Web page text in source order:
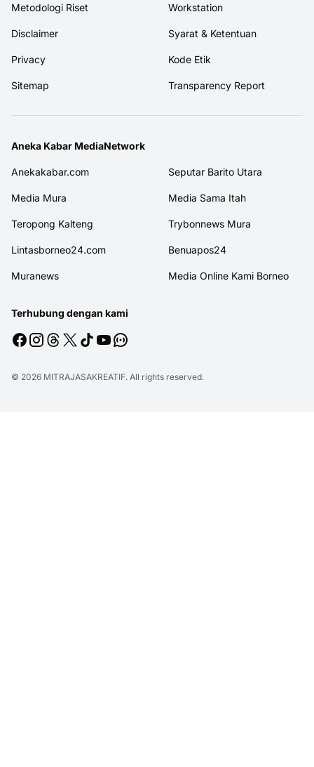
Metodologi Riset Workstation
Disclaimer Syarat & Ketentuan
Privacy Kode Etik
Sitemap Transparency Report
Aneka Kabar MediaNetwork
Anekakabar.com Seputar Barito Utara
Media Mura Media Sama Itah
Teropong Kalteng Trybonnews Mura
Lintasborneo24.com Benuapos24
Muranews Media Online Kami Borneo
Terhubung dengan kami
© 2026 MITRAJASAKREATIF. All rights reserved.